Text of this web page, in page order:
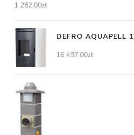
1 282,00zł
DEFRO AQUAPELL
16 497,00zł